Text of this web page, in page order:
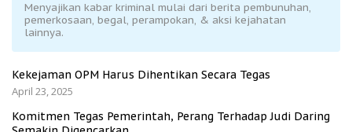
Menyajikan kabar kriminal mulai dari berita pembunuhan,
pemerkosaan, begal, perampokan, & aksi kejahatan
lainnya.
Kekejaman OPM Harus Dihentikan Secara Tegas
April 23, 2025
Komitmen Tegas Pemerintah, Perang Terhadap Judi Daring